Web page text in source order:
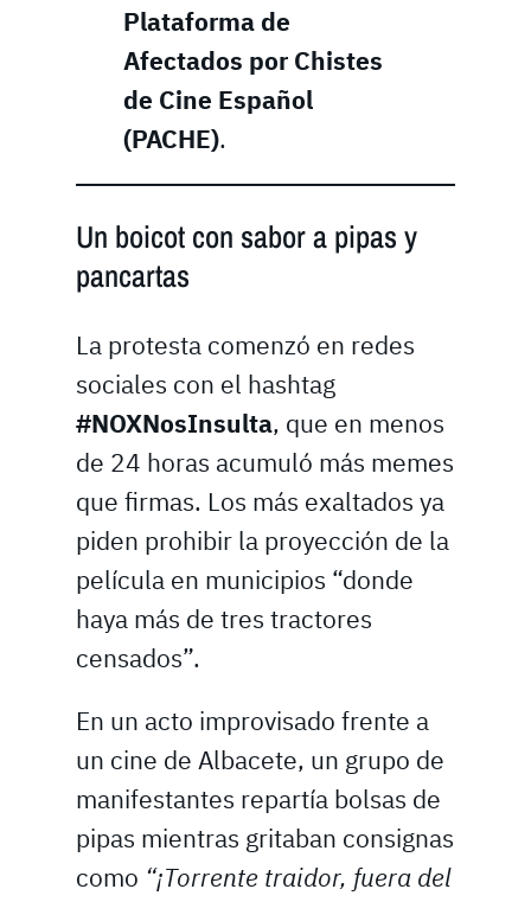
Plataforma de
Afectados por Chistes
de Cine Español
(PACHE).
Un boicot con sabor a pipas y
pancartas
La protesta comenzó en redes
sociales con el hashtag
#NOXNosInsulta, que en menos
de 24 horas acumuló más memes
que firmas. Los más exaltados ya
piden prohibir la proyección de la
película en municipios “donde
haya más de tres tractores
censados”.
En un acto improvisado frente a
un cine de Albacete, un grupo de
manifestantes repartía bolsas de
pipas mientras gritaban consignas
como “¡Torrente traidor, fuera del